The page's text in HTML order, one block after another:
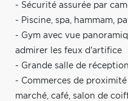
- Sécurité assurée par
- Piscine, spa, hammam,
- Gym avec vue
admirer les feux d'artifice
- Grande salle de
- Commerces de
marché, café, salon de